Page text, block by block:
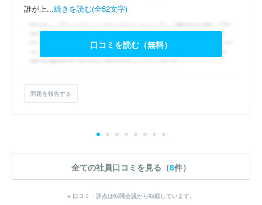
誰が上...続きを読む(全52文字)
口コミを読む（無料）
問題を報告する
全ての社員口コミを見る（8件）
※ 口コミ・評点は転職会議から転載しています。